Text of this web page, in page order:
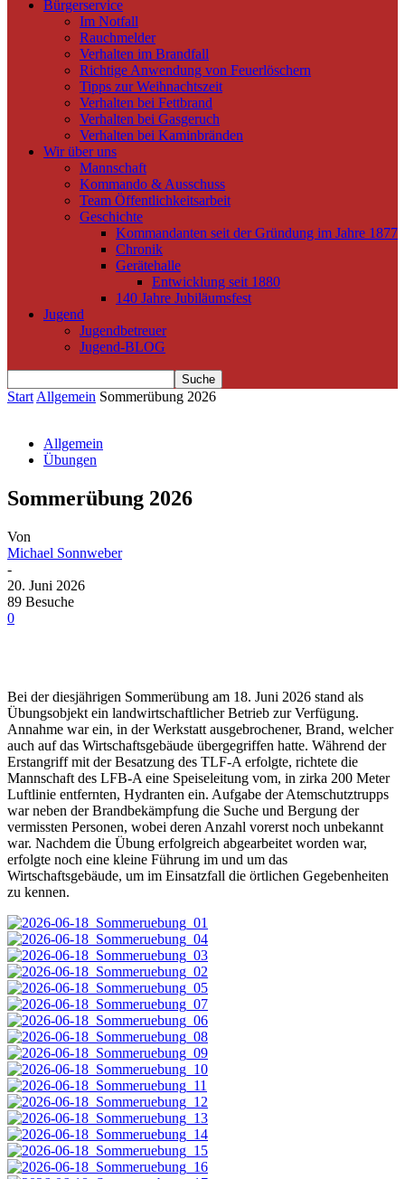
Bürgerservice
Im Notfall
Rauchmelder
Verhalten im Brandfall
Richtige Anwendung von Feuerlöschern
Tipps zur Weihnachtszeit
Verhalten bei Fettbrand
Verhalten bei Gasgeruch
Verhalten bei Kaminbränden
Wir über uns
Mannschaft
Kommando & Ausschuss
Team Öffentlichkeitsarbeit
Geschichte
Kommandanten seit der Gründung im Jahre 1877
Chronik
Gerätehalle
Entwicklung seit 1880
140 Jahre Jubiläumsfest
Jugend
Jugendbetreuer
Jugend-BLOG
Start Allgemein Sommerübung 2026
Allgemein
Übungen
Sommerübung 2026
Von
Michael Sonnweber
-
20. Juni 2026
89 Besuche
0
Bei der diesjährigen Sommerübung am 18. Juni 2026 stand als
Übungsobjekt ein landwirtschaftlicher Betrieb zur Verfügung.
Annahme war ein, in der Werkstatt ausgebrochener, Brand, welcher
auch auf das Wirtschaftsgebäude übergegriffen hatte. Während der
Erstangriff mit der Besatzung des TLF-A erfolgte, richtete die
Mannschaft des LFB-A eine Speiseleitung vom, in zirka 200 Meter
Luftlinie entfernten, Hydranten ein. Aufgabe der Atemschutztrupps
war neben der Brandbekämpfung die Suche und Bergung der
vermissten Personen, wobei deren Anzahl vorerst noch unbekannt
war. Nachdem die Übung erfolgreich abgearbeitet worden war,
erfolgte noch eine kleine Führung im und um das
Wirtschaftsgebäude, um im Einsatzfall die örtlichen Gegebenheiten
zu kennen.